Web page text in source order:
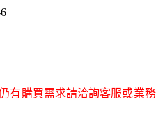
有購買需求請洽詢客服或業務